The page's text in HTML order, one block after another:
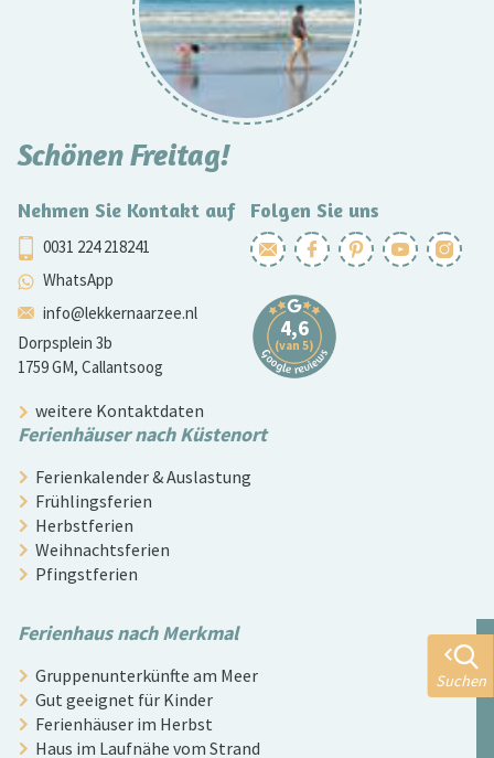
Schönen Freitag!
Nehmen Sie Kontakt auf
0031 224 218241
WhatsApp
info@lekkernaarzee.nl
Dorpsplein 3b
1759 GM, Callantsoog
Folgen Sie uns
weitere Kontaktdaten
Ferienhäuser nach Küstenort
Ferienkalender & Auslastung
Frühlingsferien
Herbstferien
Weihnachtsferien
Pfingstferien
Ferienhaus nach Merkmal
Gruppenunterkünfte am Meer
Gut geeignet für Kinder
Ferienhäuser im Herbst
Haus im Laufnähe vom Strand
Suchen